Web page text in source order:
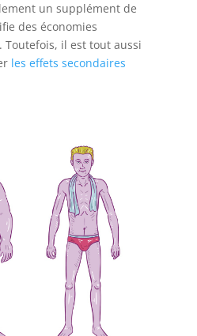
un supplément de
des économies
il est tout aussi
les effets secondaires